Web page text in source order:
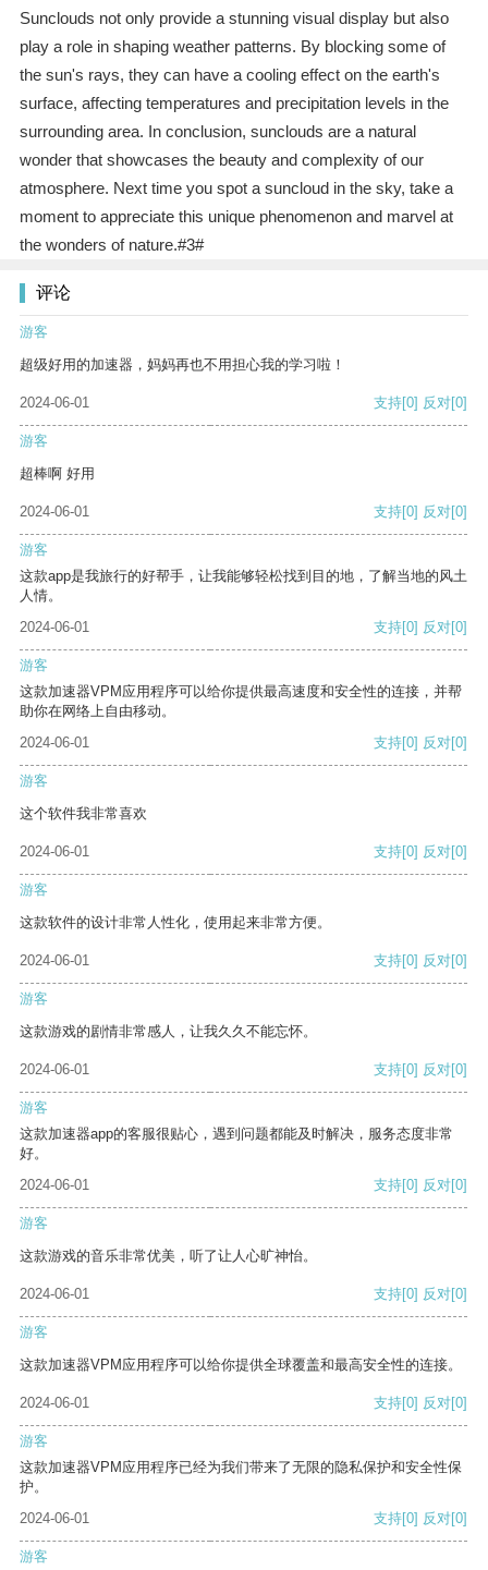
Sunclouds not only provide a stunning visual display but also
play a role in shaping weather patterns. By blocking some of
the sun's rays, they can have a cooling effect on the earth's
surface, affecting temperatures and precipitation levels in the
surrounding area. In conclusion, sunclouds are a natural
wonder that showcases the beauty and complexity of our
atmosphere. Next time you spot a suncloud in the sky, take a
moment to appreciate this unique phenomenon and marvel at
the wonders of nature.#3#
评论
游客
超级好用的加速器，妈妈再也不用担心我的学习啦！
2024-06-01 支持[0] 反对[0]
游客
超棒啊 好用
2024-06-01 支持[0] 反对[0]
游客
这款app是我旅行的好帮手，让我能够轻松找到目的地，了解当地的风土
人情。
2024-06-01
支持[0] 反对[0]
游客
这款加速器VPM应用程序可以给你提供最高速度和安全性的连接，并帮
助你在网络上自由移动。
2024-06-01
支持[0] 反对[0]
游客
这个软件我非常喜欢
2024-06-01 支持[0] 反对[0]
游客
这款软件的设计非常人性化，使用起来非常方便。
2024-06-01 支持[0] 反对[0]
游客
这款游戏的剧情非常感人，让我久久不能忘怀。
2024-06-01 支持[0] 反对[0]
游客
这款加速器app的客服很贴心，遇到问题都能及时解决，服务态度非常
好。
2024-06-01
支持[0] 反对[0]
游客
这款游戏的音乐非常优美，听了让人心旷神怡。
2024-06-01 支持[0] 反对[0]
游客
这款加速器VPM应用程序可以给你提供全球覆盖和最高安全性的连接。
2024-06-01 支持[0] 反对[0]
游客
这款加速器VPM应用程序已经为我们带来了无限的隐私保护和安全性保
护。
2024-06-01
支持[0] 反对[0]
游客